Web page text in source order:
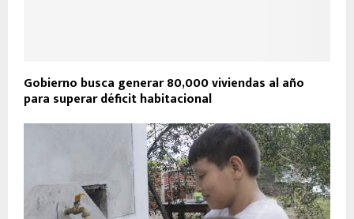
Gobierno busca generar 80,000 viviendas al año
para superar déficit habitacional